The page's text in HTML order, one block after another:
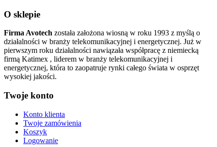
O sklepie
Firma Avotech została założona wiosną w roku 1993 z myślą o
działalności w branży telekomunikacyjnej i energetycznej. Już w
pierwszym roku działalności nawiązała współpracę z niemiecką
firmą Katimex , liderem w branży telekomunikacyjnej i
energetycznej, która to zaopatruje rynki całego świata w osprzęt
wysokiej jakości.
Twoje konto
Konto klienta
Twoje zamówienia
Koszyk
Logowanie